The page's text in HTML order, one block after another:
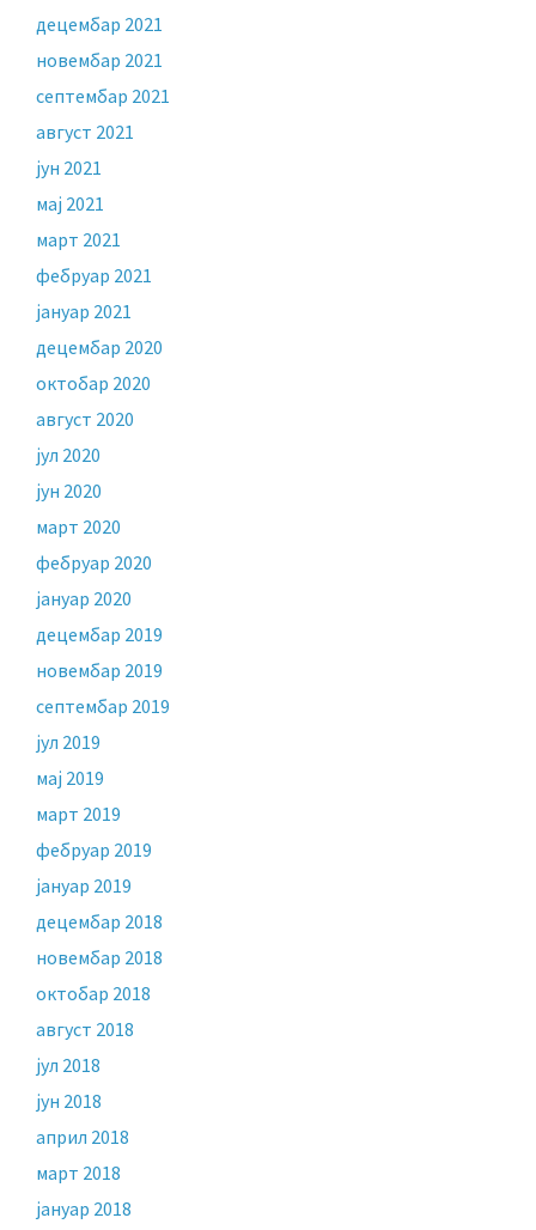
децембар 2021
новембар 2021
септембар 2021
август 2021
јун 2021
мај 2021
март 2021
фебруар 2021
јануар 2021
децембар 2020
октобар 2020
август 2020
јул 2020
јун 2020
март 2020
фебруар 2020
јануар 2020
децембар 2019
новембар 2019
септембар 2019
јул 2019
мај 2019
март 2019
фебруар 2019
јануар 2019
децембар 2018
новембар 2018
октобар 2018
август 2018
јул 2018
јун 2018
април 2018
март 2018
јануар 2018